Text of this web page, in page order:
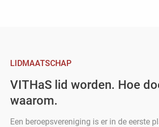
LIDMAATSCHAP
VITHaS lid worden. Hoe
waarom.
Een beroepsvereniging is er in de eerste